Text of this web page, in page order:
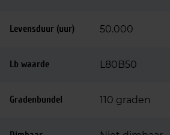
Levensduur (uur) 50.000
Lb waarde L80B50
Gradenbundel 110 graden